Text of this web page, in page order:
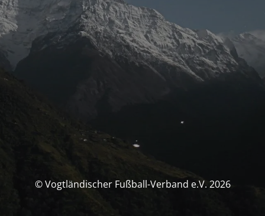
© Vogtländischer Fußball-Verband e.V. 2026